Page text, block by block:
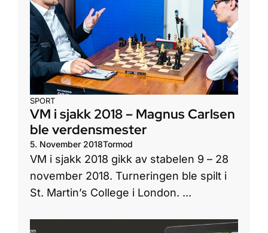
SPORT
VM i sjakk 2018 – Magnus Carlsen
ble verdensmester
5. November 2018Tormod
VM i sjakk 2018 gikk av stabelen 9 – 28
november 2018. Turneringen ble spilt i
St. Martin’s College i London. ...